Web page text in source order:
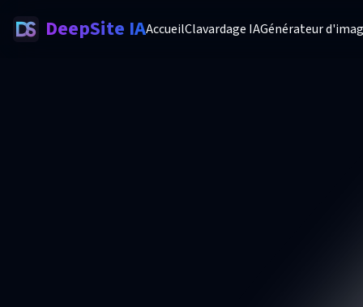
DeepSite IAAccueilClavardage IAGénérateur